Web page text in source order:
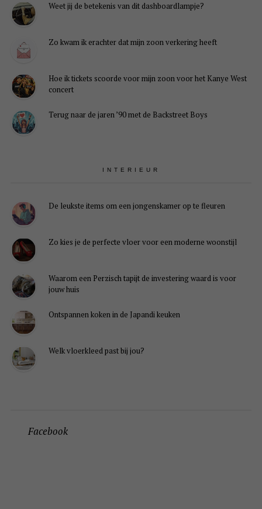
Weet jij de betekenis van dit dashboardlampje?
Zo kwam ik erachter dat mijn zoon verkering heeft
Hoe ik tickets scoorde voor mijn zoon voor het Kanye West
concert
Terug naar de jaren ’90 met de Backstreet Boys
INTERIEUR
De leukste items om een jongenskamer op te fleuren
Zo kies je de perfecte vloer voor een moderne woonstijl
Waarom een Perzisch tapijt de investering waard is voor
jouw huis
Ontspannen koken in de Japandi keuken
Welk vloerkleed past bij jou?
Facebook